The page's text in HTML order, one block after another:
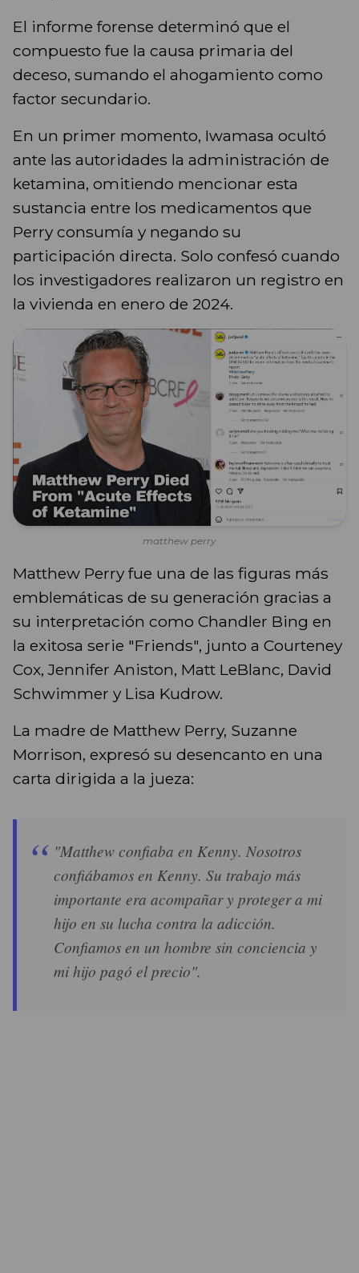
El informe forense determinó que el
compuesto fue la causa primaria del
deceso, sumando el ahogamiento como
factor secundario.
En un primer momento, Iwamasa ocultó
ante las autoridades la administración de
ketamina, omitiendo mencionar esta
sustancia entre los medicamentos que
Perry consumía y negando su
participación directa. Solo confesó cuando
los investigadores realizaron un registro en
la vivienda en enero de 2024.
matthew perry
Matthew Perry fue una de las figuras más
emblemáticas de su generación gracias a
su interpretación como Chandler Bing en
la exitosa serie "Friends", junto a Courteney
Cox, Jennifer Aniston, Matt LeBlanc, David
Schwimmer y Lisa Kudrow.
La madre de Matthew Perry, Suzanne
Morrison, expresó su desencanto en una
carta dirigida a la jueza:
"Matthew confiaba en Kenny. Nosotros
confiábamos en Kenny. Su trabajo más
importante era acompañar y proteger a mi
hijo en su lucha contra la adicción.
Confiamos en un hombre sin conciencia y
mi hijo pagó el precio".